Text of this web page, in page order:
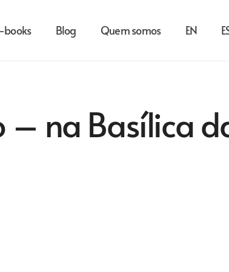
books Blog Quem somos EN
– na Basílica